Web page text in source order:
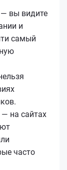
вы видите
и
самый
— на сайтах
часто